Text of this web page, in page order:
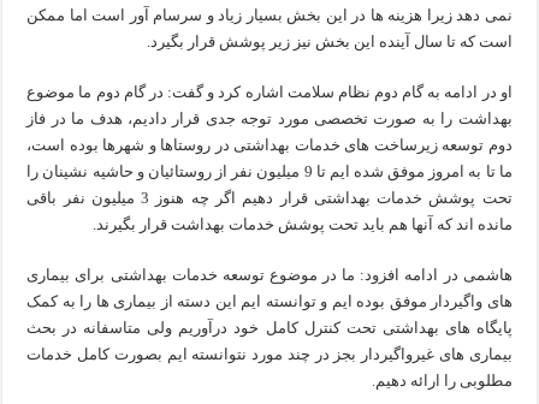
نمی دهد زیرا هزینه ها در این بخش بسیار زیاد و سرسام آور است اما ممکن
است که تا سال آینده این بخش نیز زیر پوشش قرار بگیرد.
او در ادامه به گام دوم نظام سلامت اشاره کرد و گفت: در گام دوم ما موضوع
بهداشت را به صورت تخصصی مورد توجه جدی قرار دادیم، هدف ما در فاز
دوم توسعه زیرساخت های خدمات بهداشتی در روستاها و شهرها بوده است،
ما تا به امروز موفق شده ایم تا 9 میلیون نفر از روستائیان و حاشیه نشینان را
تحت پوشش خدمات بهداشتی قرار دهیم اگر چه هنوز 3 میلیون نفر باقی
مانده اند که آنها هم باید تحت پوشش خدمات بهداشت قرار بگیرند.
هاشمی در ادامه افزود: ما در موضوع توسعه خدمات بهداشتی برای بیماری
های واگیردار موفق بوده ایم و توانسته ایم این دسته از بیماری ها را به کمک
پایگاه های بهداشتی تحت کنترل کامل خود درآوریم ولی متاسفانه در بحث
بیماری های غیرواگیردار بجز در چند مورد نتوانسته ایم بصورت کامل خدمات
مطلوبی را ارائه دهیم.